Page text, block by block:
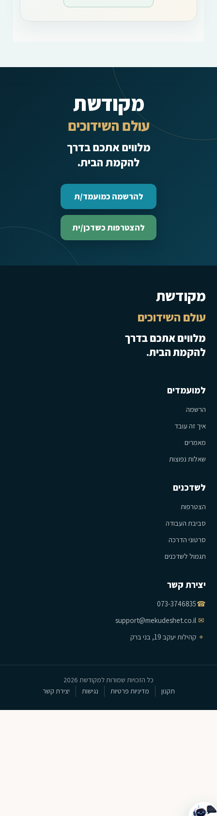
מקודשת
עולם השידוכים
מלווים אתכם בדרך
להקמת הבית.
להרשמה כמועמד/ת
להצטרפות כשדכן/ית
מקודשת
עולם השידוכים
מלווים אתכם בדרך
להקמת הבית.
למועמדים
הרשמה
איך זה עובד
מאמרים
שאלות נפוצות
לשדכנים
הצטרפות
סביבת העבודה
סרטוני הדרכה
תגמול לשדכנים
יצירת קשר
☎
073-3746835
✉
support@mekudeshet.co.il
⌖ קהילות יעקב 19, בני ברק
כל הזכויות שמורות למקודשת 2026
תקנון
מדיניות פרטיות נגישות יצירת קשר